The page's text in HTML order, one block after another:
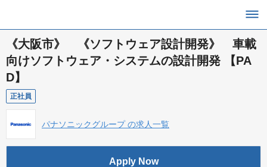
《大阪市》 《ソフトウェア設計開発》 車載
向けソフトウェア・システムの設計開発 【PA
D】
正社員
パナソニックグループ の求人一覧
Apply Now